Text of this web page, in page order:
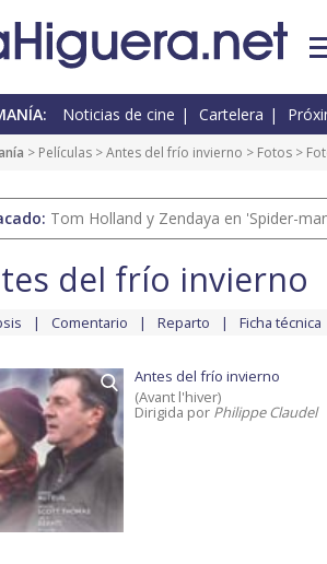
Noticias de cine Cartelera
> Películas >Antes del frío invierno > Fotos >
Tom Holland y Zendaya en 'Spider-
del frío invierno
Comentario Reparto Ficha técnica
Antes del frío invierno
(Avant l'hiver)
Dirigida por Philippe Claudel